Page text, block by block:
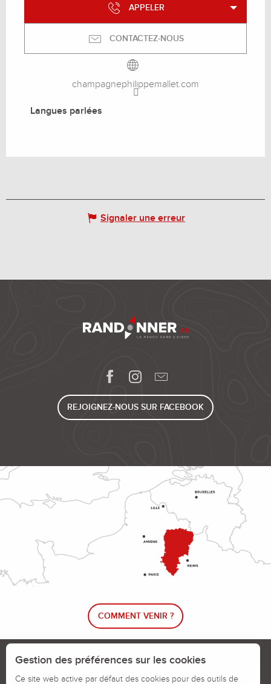
APPELER
CONTACTEZ-NOUS
champagnephilippemallet.com
Langues parlées
Langues parlées
Signaler une erreur
REJOIGNEZ-NOUS SUR FACEBOOK
COMMENT VENIR ?
Le blog rando !
Calendrier des jours chassés
Gestion des préférences sur les cookies
Ce site web active par défaut des cookies pour des outils de